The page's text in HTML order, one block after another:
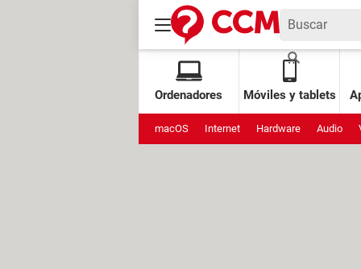
Ordenadores Móviles y tablets
macOS Internet Hardware Audio